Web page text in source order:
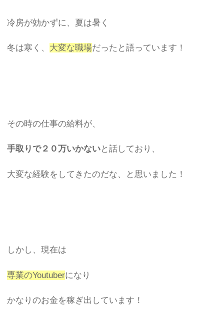
冷房が効かずに、夏は暑く
冬は寒く、 大変な職場だったと語っています！
その時の仕事の給料が、
手取りで２０万いかないと話しており、
大変な経験をしてきたのだな、と思いました！
しかし、現在は
専業のYoutuberになり
かなりのお金を稼ぎ出しています！